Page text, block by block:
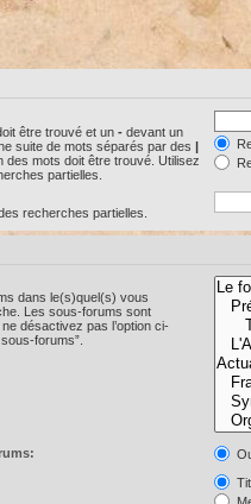
être trouvé et un -devant un
suite de mots séparés par des |
des mots doit être trouvé. Utilisez
partielles.
recherches partielles.
dans le(s)quel(s) vous
Les sous-forums sont
désactivez pas l’option ci-
forums”.